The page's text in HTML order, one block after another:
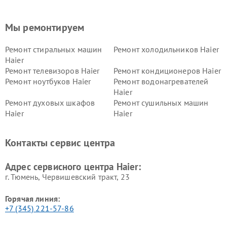
Мы ремонтируем
Ремонт стиральных машин
Haier
Ремонт холодильников Haier
Ремонт телевизоров Haier
Ремонт кондиционеров Haier
Ремонт ноутбуков Haier
Ремонт водонагревателей
Haier
Ремонт духовых шкафов
Haier
Ремонт сушильных машин
Haier
Ремонт роботов-пылесосов
Ремонт посудомоечных
Контакты сервис центра
Адрес сервисного центра Haier:
г. Тюмень, ​Червишевский тракт, 23
Горячая линия:
+7 (345) 221-57-86